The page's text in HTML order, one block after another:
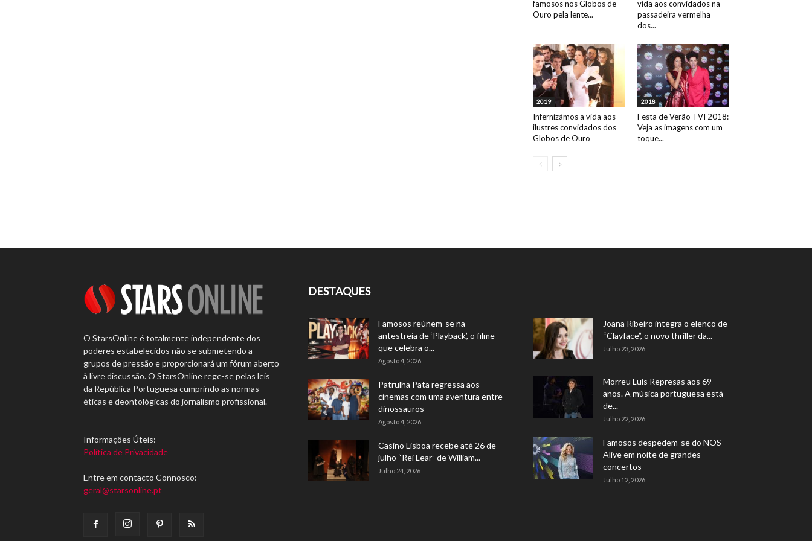
famosos nos Globos de
Ouro pela lente...
vida aos convidados na
passadeira vermelha
dos...
2019
Infernizámos a vida aos
ilustres convidados dos
Globos de Ouro
2018
Festa de Verão TVI 2018:
Veja as imagens com um
toque...
O StarsOnline é totalmente independente dos
poderes estabelecidos não se submetendo a
grupos de pressão e proporcionará um fórum aberto
à livre discussão. O StarsOnline rege-se pelas leis
da República Portuguesa cumprindo as normas
éticas e deontológicas do jornalismo profissional.
Informações Úteis:
Política de Privacidade
Entre em contacto Connosco:
geral@starsonline.pt
DESTAQUES
Famosos reúnem-se na
antestreia de ‘Playback’, o filme
que celebra o...
Agosto 4, 2026
Patrulha Pata regressa aos
cinemas com uma aventura entre
dinossauros
Agosto 4, 2026
Casino Lisboa recebe até 26 de
julho “Rei Lear” de William...
Julho 24, 2026
Joana Ribeiro integra o elenco de
“Clayface”, o novo thriller da...
Julho 23, 2026
Morreu Luís Represas aos 69
anos. A música portuguesa está
de...
Julho 22, 2026
Famosos despedem-se do NOS
Alive em noite de grandes
concertos
Julho 12, 2026